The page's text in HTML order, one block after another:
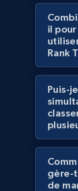
Lazada -
category URL
URL, Title,
price,
Lazada -
seller URL
URL, Title,
price,
991+
il
Rank
Puis-
gère-
de